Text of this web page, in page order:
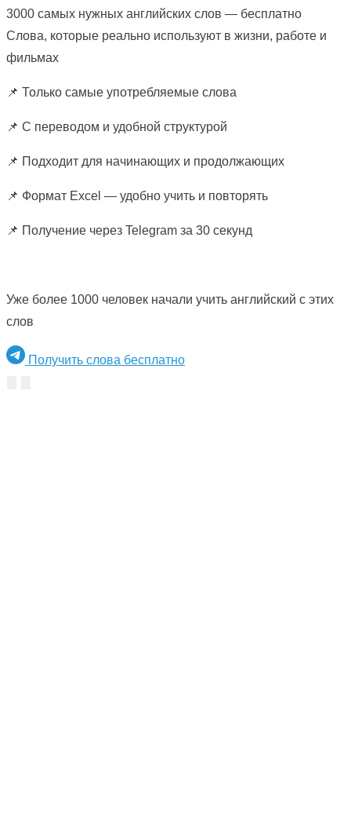
3000 самых нужных английских слов — бесплатно
Слова, которые реально используют в жизни, работе и
фильмах
📌 Только самые употребляемые слова
📌 С переводом и удобной структурой
📌 Подходит для начинающих и продолжающих
📌 Формат Excel — удобно учить и повторять
📌 Получение через Telegram за 30 секунд
Уже более 1000 человек начали учить английский с этих
слов
Получить слова бесплатно